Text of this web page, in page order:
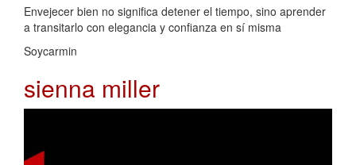
Envejecer bien no significa detener el tiempo, sino aprender
a transitarlo con elegancia y confianza en sí misma
Soycarmin
sienna miller